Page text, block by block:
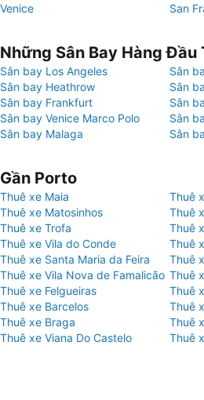
Venice
San
Những Sân Bay Hàng Đầu
Sân bay Los Angeles
Sân
Sân bay Heathrow
Sân
Sân bay Frankfurt
Sân
Sân bay Venice Marco Polo
Sân
Sân bay Malaga
Sân
Gần Porto
Thuê xe Maia
Thuê
Thuê xe Matosinhos
Thuê
Thuê xe Trofa
Thuê
Thuê xe Vila do Conde
Thuê
Thuê xe Santa Maria da Feira
Thuê
Thuê xe Vila Nova de Famalicão Thuê
Thuê xe Felgueiras
Thuê
Thuê xe Barcelos
Thuê
Thuê xe Braga
Thuê
Thuê xe Viana Do Castelo
Thuê